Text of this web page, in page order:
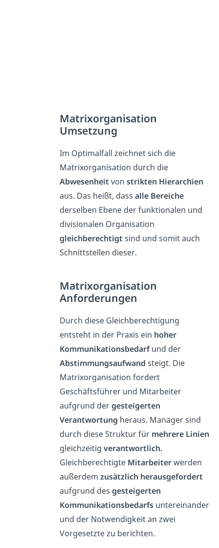
Matrixorganisation
Umsetzung
Im Optimalfall zeichnet sich die
Matrixorganisation durch die
Abwesenheit von strikten Hierarchien
aus. Das heißt, dass alle Bereiche
derselben Ebene der funktionalen und
divisionalen Organisation
gleichberechtigt sind und somit auch
Schnittstellen dieser.
Matrixorganisation
Anforderungen
Durch diese Gleichberechtigung
entsteht in der Praxis ein hoher
Kommunikationsbedarfund der
Abstimmungsaufwand steigt. Die
Matrixorganisation fordert
Geschäftsführer und Mitarbeiter
aufgrund dergesteigerten
Verantwortung heraus. Manager sind
durch diese Struktur für mehrere Linien
gleichzeitig verantwortlich.
Gleichberechtigte Mitarbeiterwerden
außerdem zusätzlich herausgefordert
aufgrund des gesteigerten
Kommunikationsbedarfsuntereinander
und der Notwendigkeit an zwei
Vorgesetzte zu berichten.